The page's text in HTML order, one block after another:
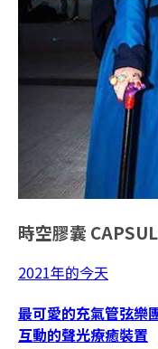
時空膠囊
2021年的今天
最可愛的充氣管弦樂
互動的聲光療癒裝置